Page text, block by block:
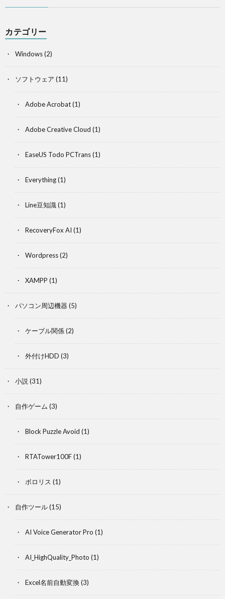
カテゴリー
Windows(2)
ソフトウェア (11)
Adobe Acrobat(1)
Adobe Creative Cloud (1)
EaseUS Todo PCTrans(1)
Everything(1)
Line豆知識(1)
RecoveryFox AI (1)
Wordpress(2)
XAMPP (1)
パソコン周辺機器 (5)
ケーブル関係(2)
外付けHDD (3)
小説 (31)
自作ゲーム (3)
Block Puzzle Avoid (1)
RTATower100F(1)
ボロリス (1)
自作ツール(15)
AI Voice Generator Pro (1)
AI_HighQuality_Photo (1)
Excel名前自動変換(3)